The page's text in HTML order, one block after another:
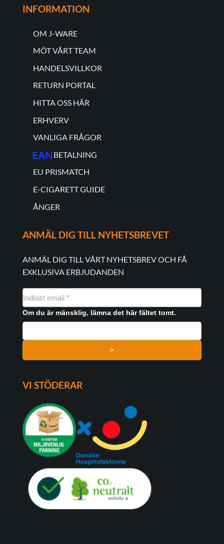
INFORMATION
OM J-WARE
MÖT VÅRT TEAM
HANDELSVILLKOR
RETURN PORTAL
HITTA OSS HÄR
ERHVERV
VANLIGA FRÅGOR
BETALNING
EU PRISMATCH
E-CIGARETT GUIDE
ÅNGER
ANMÄL DIG TILL NYHETSBREVET
ANMÄL DIG TILL VÅRT NYHETSBREV OCH FÅ
EXKLUSIVA ERBJUDANDEN
NYHEDSMAIL
FORMULAR
Om du är mänsklig, lämna det här fältet tomt.
>
VI STÖDERAR